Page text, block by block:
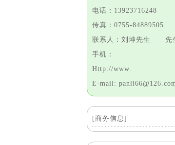
电话：13923716248
传真：0755-84889505
联系人：刘坤先生
手机：
Http://www.
E-mail:
[商务信息]